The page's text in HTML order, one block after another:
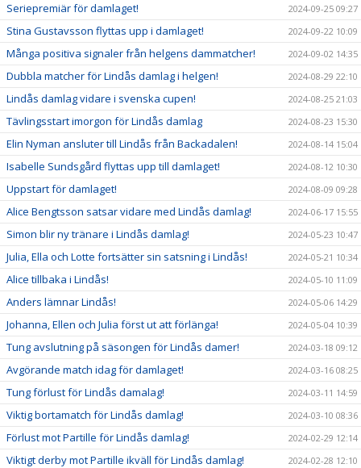
Seriepremiär för damlaget! 2024-09-25 09:27
Stina Gustavsson flyttas upp i damlaget! 2024-09-22 10:09
Många positiva signaler från helgens dammatcher! 2024-09-02 14:35
Dubbla matcher för Lindås damlag i helgen! 2024-08-29 22:10
Lindås damlag vidare i svenska cupen! 2024-08-25 21:03
Tävlingsstart imorgon för Lindås damlag 2024-08-23 15:30
Elin Nyman ansluter till Lindås från Backadalen! 2024-08-14 15:04
Isabelle Sundsgård flyttas upp till damlaget! 2024-08-12 10:30
Uppstart för damlaget! 2024-08-09 09:28
Alice Bengtsson satsar vidare med Lindås damlag! 2024-06-17 15:55
Simon blir ny tränare i Lindås damlag! 2024-05-23 10:47
Julia, Ella och Lotte fortsätter sin satsning i Lindås! 2024-05-21 10:34
Alice tillbaka i Lindås! 2024-05-10 11:09
Anders lämnar Lindås! 2024-05-06 14:29
Johanna, Ellen och Julia först ut att förlänga! 2024-05-04 10:39
Tung avslutning på säsongen för Lindås damer! 2024-03-18 09:12
Avgörande match idag för damlaget! 2024-03-16 08:25
Tung förlust för Lindås damalag! 2024-03-11 14:59
Viktig bortamatch för Lindås damlag! 2024-03-10 08:36
Förlust mot Partille för Lindås damlag! 2024-02-29 12:14
Viktigt derby mot Partille ikväll för Lindås damlag! 2024-02-28 12:10